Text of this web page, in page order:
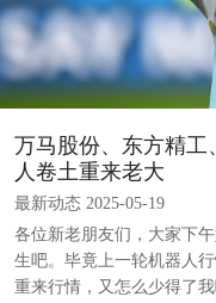
万马股份、东方精工
人卷土重来老大
最新动态 2025-05-19
各位新老朋友们，大家下
生吧。毕竟上一轮机器人
重来行情，又怎么少得了